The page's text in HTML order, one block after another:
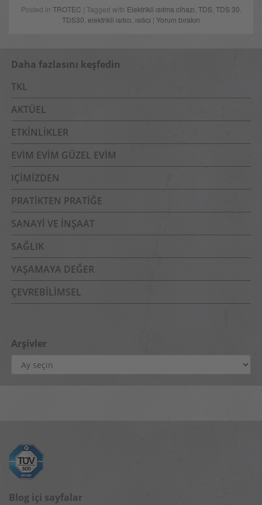
Posted in TROTEC | Tagged with Elektrikli ısıtma cihazı TDS TDS 30
TDS30 elektrikli ısıtıcı ısıtıcı | Yorum bırakın
Daha fazlasını keşfedin
TKL
AKTÜEL
ETKINLIKLER
EVIM EVIM GÜZEL EVIM
IÇIMIZDEN
PRATIKTEN PRATIĞE
SANAYI VE İNŞAAT
SAĞLIK
YAŞAMAYA DEĞER
ÇEVREBILIMSEL
Arşivler
Arşivler
Blog içi sayfalar